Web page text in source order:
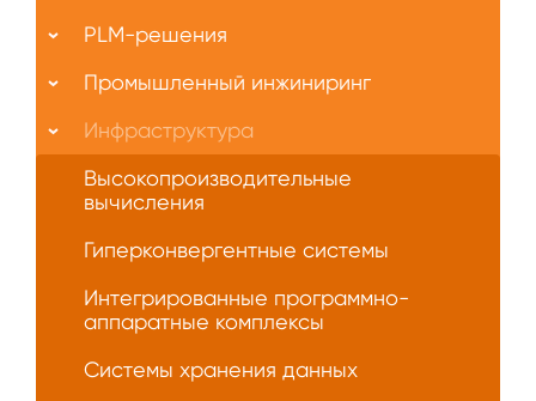
PLM-решения
Промышленный инжиниринг
Инфраструктура
Высокопроизводительные
вычисления
Гиперконвергентные системы
Интегрированные программно-
аппаратные комплексы
Системы хранения данных